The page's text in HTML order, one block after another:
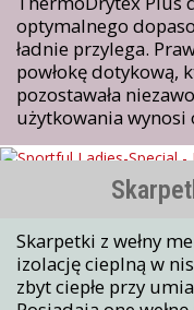
optymalnego
ładnie przylega.
powłokę dotykową,
pozostawała
użytkowania wynosi
Skarpetki z wełny
izolację cieplną w
zbyt ciepłe przy